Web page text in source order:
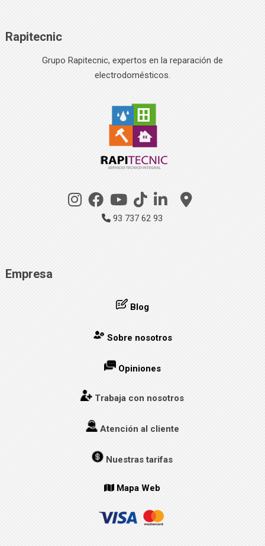
Rapitecnic
Grupo Rapitecnic, expertos en la reparación de
electrodomésticos.
93 737 62 93
Empresa
Blog
Sobre nosotros
Opiniones
Trabaja con nosotros
Atención al cliente
Nuestras tarifas
Mapa Web